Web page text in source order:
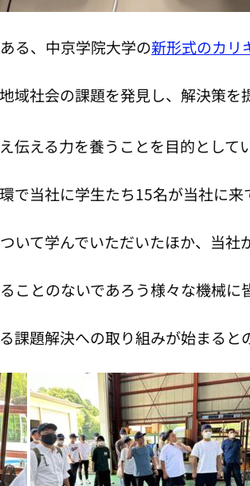
る、中京学院大学の新形式のカリ
域社会の課題を発見し、解決策
伝える力を養うことを目的としてい
で当社に学生たち15名が当社に来
いて学んでいただいたほか、当社
ことのないであろう様々な機械に
課題解決への取り組みが始まると